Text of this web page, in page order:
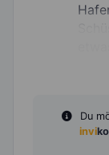
Du
invi